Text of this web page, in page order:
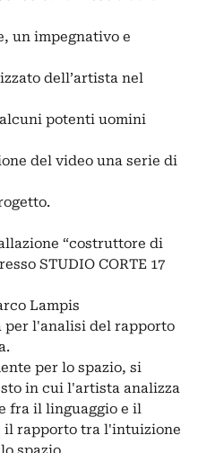
un impegnativo e
dell’artista nel
potenti uomini
del video una serie di
“costruttore di
STUDIO CORTE 17
Lampis
per l'analisi del rapporto
per lo spazio, si
in cui l'artista analizza
fra il linguaggio e il
il rapporto tra l'intuizione